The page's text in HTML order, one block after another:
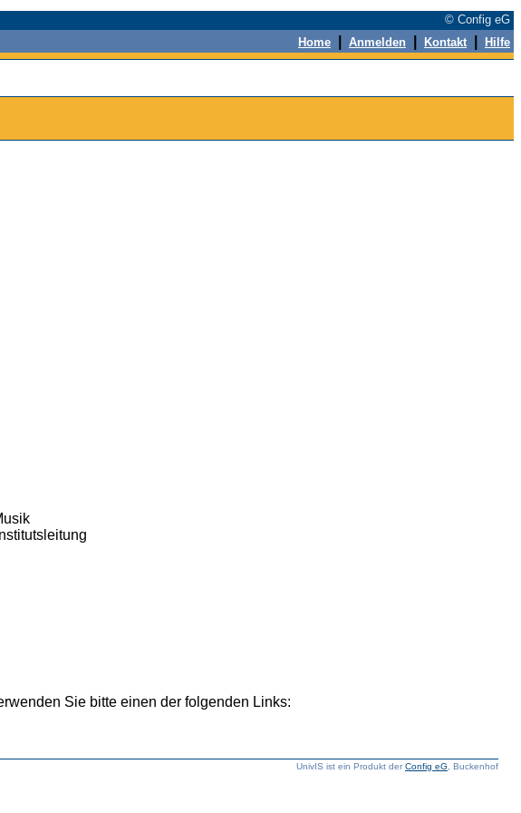
© Config eG
Home Anmelden Kontakt Hilfe
Sie bitte einen der folgenden Links:
UnivIS ist ein Produkt derConfig eG , Buckenhof